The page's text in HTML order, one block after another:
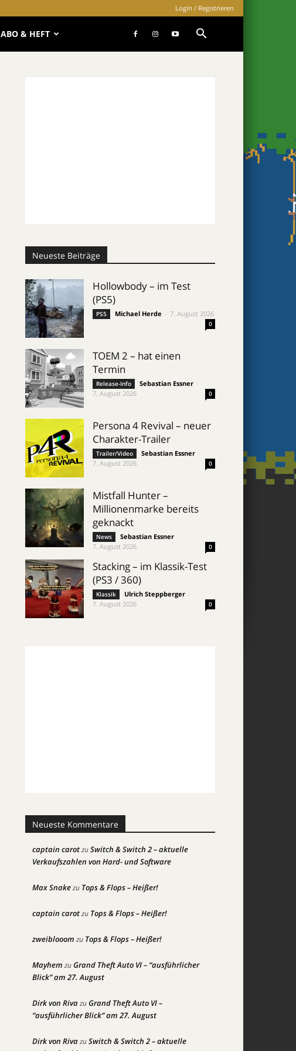
Login / Registrieren
ABO & HEFT
Neueste Beiträge
Hollowbody – im Test
(PS5)
PS5 Michael Herde 7. August 2026
0
TOEM 2 – hat einen
Termin
Release-Info Sebastian Essner
7. August 2026
0
Persona 4 Revival – neuer
Charakter-Trailer
Trailer/Video Sebastian Essner
7. August 2026
0
Mistfall Hunter –
Millionenmarke bereits
geknackt
News Sebastian Essner
7. August 2026
0
Stacking – im Klassik-Test
(PS3 / 360)
Klassik Ulrich Steppberger
7. August 2026
0
Neueste Kommentare
captain carotzuSwitch & Switch 2 – aktuelle
Verkaufszahlen von Hard- und Software
Max Snakezu Tops & Flops – Heißer!
captain carotzu Tops & Flops – Heißer!
zweiblooom zu Tops & Flops – Heißer!
Mayhem zuGrand Theft Auto VI – “ausführlicher
Blick” am 27. August
Dirk von RivazuGrand Theft Auto VI –
“ausführlicher Blick” am 27. August
Dirk von RivazuSwitch & Switch 2 – aktuelle